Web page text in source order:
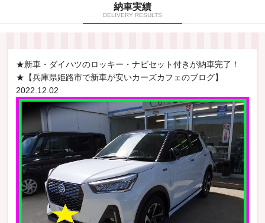
納車実績
DELIVERY RESULTS
★新車・ダイハツのロッキー・ナビセット付きが納車完了！
★【兵庫県姫路市で新車が安いカーズカフェのブログ】
2022.12.02